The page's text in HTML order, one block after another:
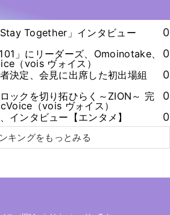
Stay Together」インタビュー
0
」にリーダーズ、Omoinotake、
（vois ヴォイス）
0
決定、会見に出席した初出場組
0
ロックを切り拓ひらく～ZION～ 完
（vois ヴォイス）
0
インタビュー【エンタメ】 0
キングをもっとみる